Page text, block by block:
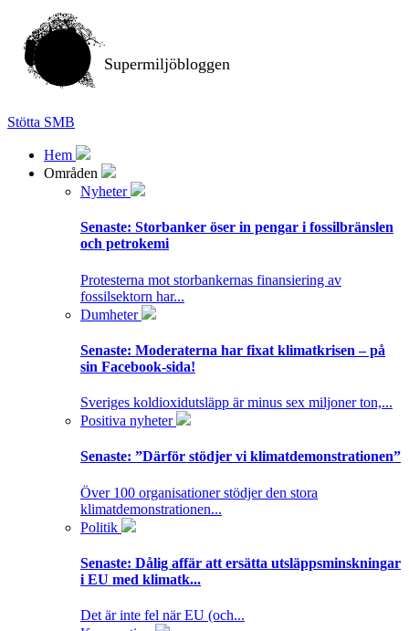
Supermiljöbloggen
Stötta SMB
Hem
Områden
Nyheter
Senaste: Storbanker öser in pengar i fossilbränslen
och petrokemi
Protesterna mot storbankernas finansiering av
fossilsektorn har...
Dumheter
Senaste: Moderaterna har fixat klimatkrisen – på
sin Facebook-sida!
Sveriges koldioxidutsläpp är minus sex miljoner ton,...
Positiva nyheter
Senaste: ”Därför stödjer vi klimatdemonstrationen”
Över 100 organisationer stödjer den stora
klimatdemonstrationen...
Politik
Senaste: Dålig affär att ersätta utsläppsminskningar
i EU med klimatk...
Det är inte fel när EU (och...